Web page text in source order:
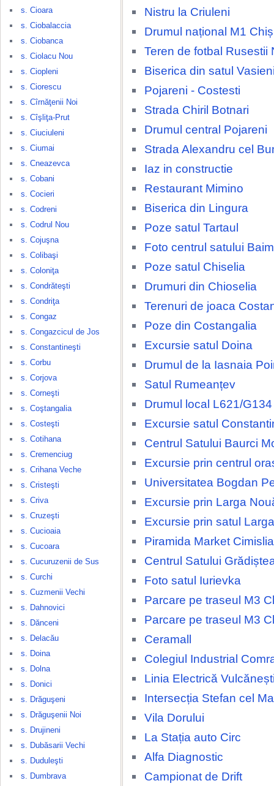
s. Cioara
s. Ciobalaccia
s. Ciobanca
s. Ciolacu Nou
s. Ciopleni
s. Ciorescu
s. Cîrnăţenii Noi
s. Cîşliţa-Prut
s. Ciuciuleni
s. Ciumai
s. Cneazevca
s. Cobani
s. Cocieri
s. Codreni
s. Codrul Nou
s. Cojuşna
s. Colibaşi
s. Coloniţa
s. Condrăteşti
s. Condriţa
s. Congaz
s. Congazcicul de Jos
s. Constantineşti
s. Corbu
s. Corjova
s. Corneşti
s. Coştangalia
s. Costeşti
s. Cotihana
s. Cremenciug
s. Crihana Veche
s. Cristeşti
s. Criva
s. Cruzeşti
s. Cucioaia
s. Cucoara
s. Cucuruzenii de Sus
s. Curchi
s. Cuzmenii Vechi
s. Dahnovici
s. Dănceni
s. Delacău
s. Doina
s. Dolna
s. Donici
s. Drăguşeni
s. Drăguşenii Noi
s. Drujineni
s. Dubăsarii Vechi
s. Duduleşti
s. Dumbrava
Nistru la Criuleni
Drumul național M1
Teren de fotbal Rusestii
Biserica din satul
Pojareni - Costesti
Strada Chiril Botnari
Drumul central Pojareni
Strada Alexandru cel
Iaz in constructie
Restaurant Mimino
Biserica din Lingura
Poze satul Tartaul
Foto centrul satului
Poze satul Chiselia
Drumuri din Chioselia
Terenuri de joaca
Poze din Costangalia
Excursie satul Doina
Drumul de la Iasnaia
Satul Rumeanțev
Drumul local L621/G134
Excursie satul
Centrul Satului Baurci
Excursie prin centrul
Universitatea Bogdan
Excursie prin Larga
Excursie prin satul
Piramida Market Cimislia
Centrul Satului
Foto satul Iurievka
Parcare pe traseul M3
Parcare pe traseul M3
Ceramall
Colegiul Industrial
Linia Electrică
Intersecția Stefan cel
Vila Dorului
La Stația auto Circ
Alfa Diagnostic
Campionat de Drift